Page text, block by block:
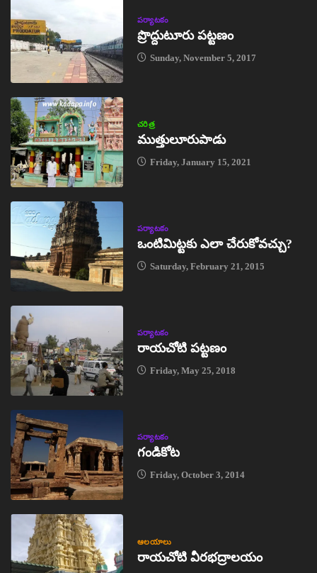
పర్యాటకం
ప్రొద్దుటూరు పట్టణం
Sunday, November 5, 2017
చరిత్ర
ముత్తులూరుపాడు
Friday, January 15, 2021
పర్యాటకం
ఒంటిమిట్టకు ఎలా చేరుకోవచ్చు?
Saturday, February 21, 2015
పర్యాటకం
రాయచోటి పట్టణం
Friday, May 25, 2018
పర్యాటకం
గండికోట
Friday, October 3, 2014
ఆలయాలు
రాయచోటి వీరభద్రాలయం